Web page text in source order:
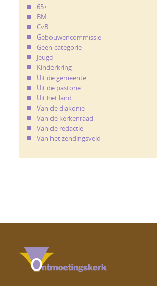
65+
BM
CvB
Gebouwencommissie
Geen categorie
Jeugd
Kinderkring
Uit de gemeente
Uit de pastorie
Uit het land
Van de diakonie
Van de kerkenraad
Van de redactie
Van het zendingsveld